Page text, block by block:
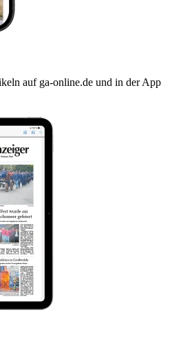
auf ga-online.de und in der App